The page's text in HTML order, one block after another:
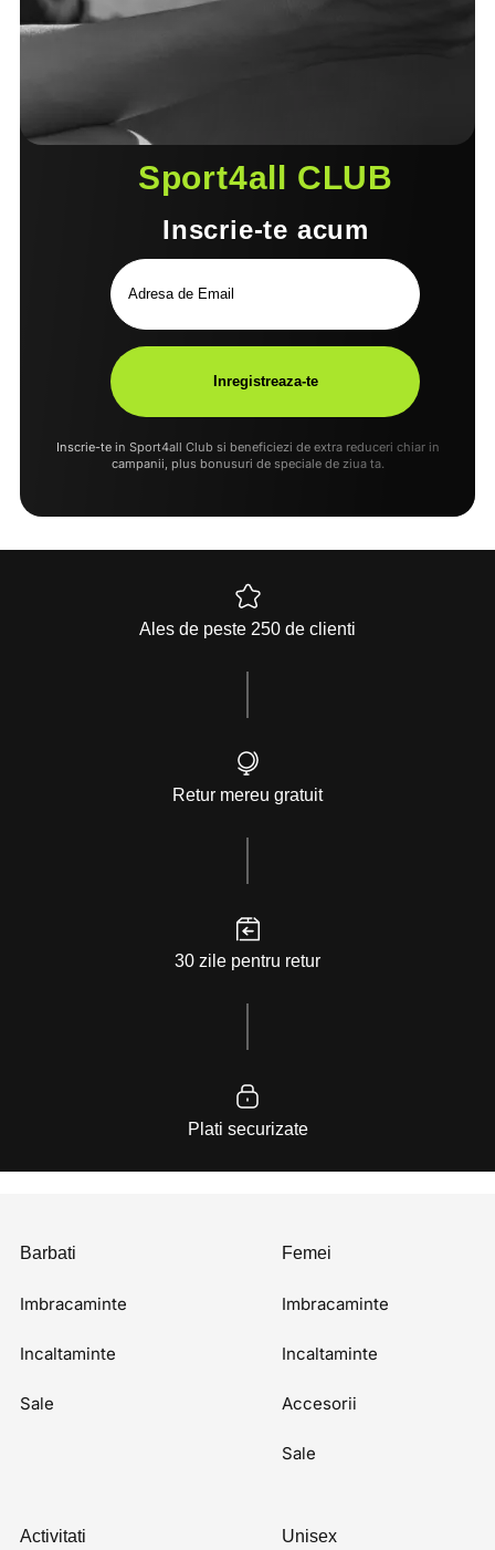
Sport4all CLUB
Inscrie-te acum
Inscrie-te in Sport4all Club si beneficiezi de extra reduceri chiar in
campanii, plus bonusuri de speciale de ziua ta.
Ales de peste 250 de clienti
Retur mereu gratuit
30 zile pentru retur
Plati securizate
Barbati
Imbracaminte
Incaltaminte
Sale
Femei
Imbracaminte
Incaltaminte
Accesorii
Sale
Activitati Unisex